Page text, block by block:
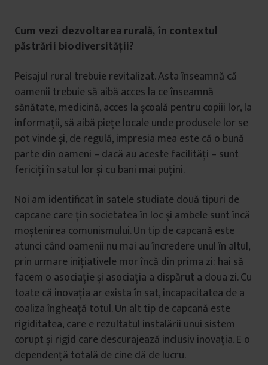
Cum vezi dezvoltarea rurală, în contextul
păstrării biodiversității?
Peisajul rural trebuie revitalizat. Asta înseamnă că
oamenii trebuie să aibă acces la ce înseamnă
sănătate, medicină, acces la școală pentru copiii lor, la
informații, să aibă piețe locale unde produsele lor se
pot vinde și, de regulă, impresia mea este că o bună
parte din oameni – dacă au aceste facilități – sunt
fericiți în satul lor și cu bani mai puțini.
Noi am identificat în satele studiate două tipuri de
capcane care țin societatea în loc și ambele sunt încă
moștenirea comunismului. Un tip de capcană este
atunci când oamenii nu mai au încredere unul în altul,
prin urmare inițiativele mor încă din prima zi: hai să
facem o asociație și asociația a dispărut a doua zi. Cu
toate că inovația ar exista în sat, incapacitatea de a
coaliza îngheață totul. Un alt tip de capcană este
rigiditatea, care e rezultatul instalării unui sistem
corupt și rigid care descurajează inclusiv inovația. E o
dependență totală de cine dă de lucru.